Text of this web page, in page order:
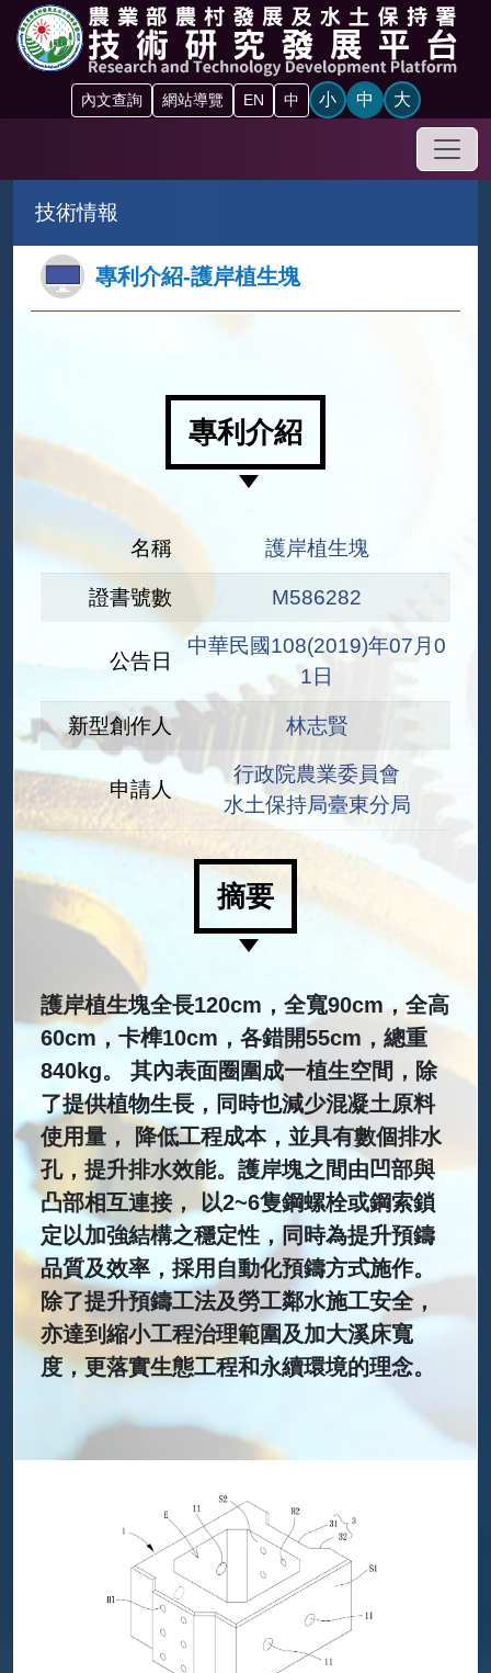
跳到主要內容區塊
內文查詢 網站導覽 EN 中 小 中 大
手機
技術情報
專利介紹-護岸植生塊
專利介紹
名稱 護岸植生塊
證書號數 M586282
公告日
中華民國108(2019)年07月0
1日
新型創作人 林志賢
申請人
行政院農業委員會
水土保持局臺東分局
摘要
護岸植生塊全長120cm，全寬90cm，全高
60cm，卡榫10cm，各錯開55cm，總重
840kg。 其內表面圈圍成一植生空間，除
了提供植物生長，同時也減少混凝土原料
使用量， 降低工程成本，並具有數個排水
孔，提升排水效能。護岸塊之間由凹部與
凸部相互連接， 以2~6隻鋼螺栓或鋼索鎖
定以加強結構之穩定性，同時為提升預鑄
品質及效率，採用自動化預鑄方式施作。
除了提升預鑄工法及勞工鄰水施工安全，
亦達到縮小工程治理範圍及加大溪床寬
度，更落實生態工程和永續環境的理念。